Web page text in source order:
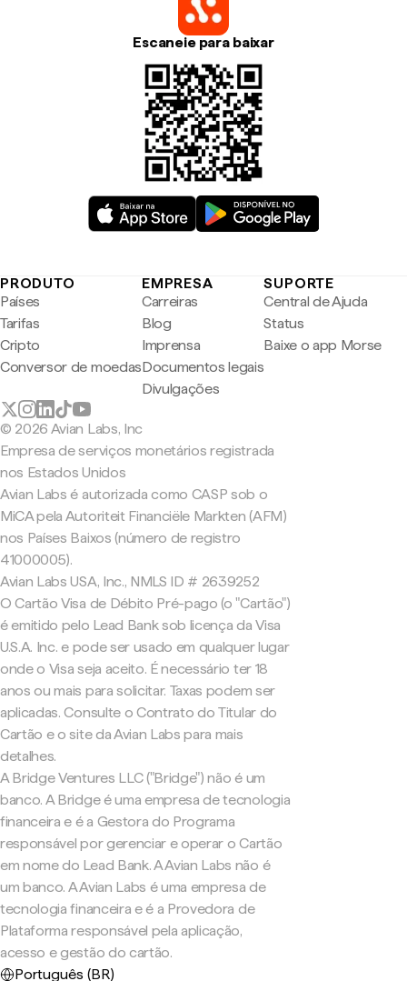
Escaneie para baixar
PRODUTO
Países
Tarifas
Cripto
Conversor de moedas
EMPRESA
Carreiras
Blog
Imprensa
Documentos legais
Divulgações
SUPORTE
Central de Ajuda
Status
Baixe o app Morse
© 2026 Avian Labs, Inc
Empresa de serviços monetários registrada
nos Estados Unidos
Avian Labs é autorizada como CASP sob o
MiCA pela Autoriteit Financiële Markten (AFM)
nos Países Baixos (número de registro
41000005).
Avian Labs USA, Inc., NMLS ID # 2639252
O Cartão Visa de Débito Pré-pago (o "Cartão")
é emitido pelo Lead Bank sob licença da Visa
U.S.A. Inc. e pode ser usado em qualquer lugar
onde o Visa seja aceito. É necessário ter 18
anos ou mais para solicitar. Taxas podem ser
aplicadas. Consulte o Contrato do Titular do
Cartão e o site da Avian Labs para mais
detalhes.
A Bridge Ventures LLC ("Bridge") não é um
banco. A Bridge é uma empresa de tecnologia
financeira e é a Gestora do Programa
responsável por gerenciar e operar o Cartão
em nome do Lead Bank. A Avian Labs não é
um banco. A Avian Labs é uma empresa de
tecnologia financeira e é a Provedora de
Plataforma responsável pela aplicação,
acesso e gestão do cartão.
Português (BR)